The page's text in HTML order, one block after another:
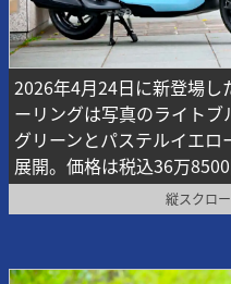
2026年4月24日に新登場し
ーリングは写真のライトブ
グリーンとパステルイエロ
展開。価格は税込36万8500
縦スクロ